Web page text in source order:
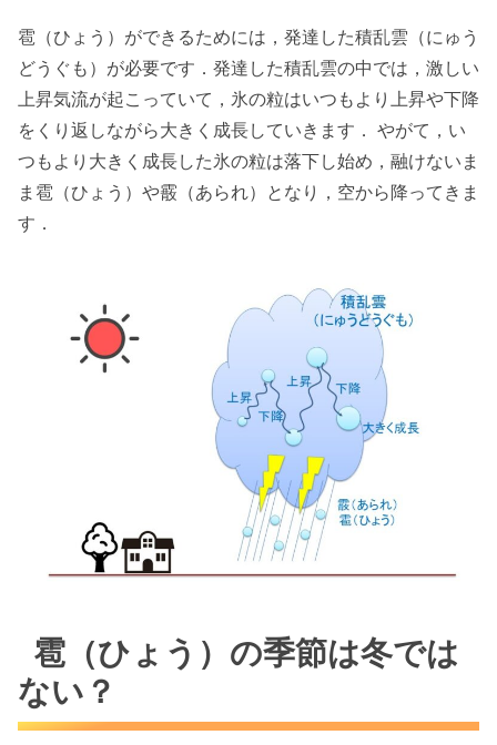
雹（ひょう）ができるためには，発達した積乱雲（にゅう
どうぐも）が必要です．発達した積乱雲の中では，激しい
上昇気流が起こっていて，氷の粒はいつもより上昇や下降
をくり返しながら大きく成長していきます． やがて，い
つもより大きく成長した氷の粒は落下し始め，融けないま
ま雹（ひょう）や霰（あられ）となり，空から降ってきま
す．
雹（ひょう）の季節は冬では
ない？